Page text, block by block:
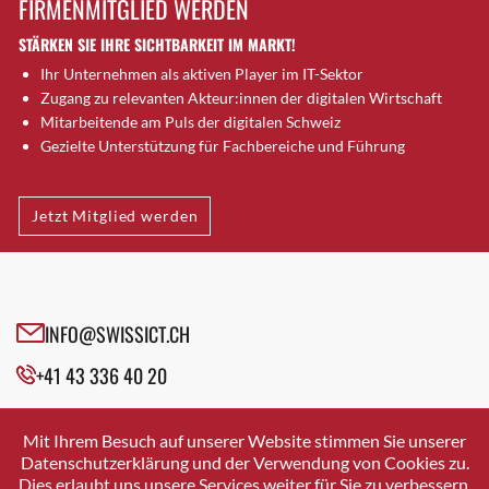
Brugg AG
Brütten
Bubendorf
Bubikon
Buchs (SG)
Bäretswil
Bülach
Cazis
Crissier
Davos Platz
Dierikon
Dietikon
FIRMENMITGLIED WERDEN
STÄRKEN SIE IHRE SICHTBARKEIT IM MARKT!
Ihr Unternehmen als aktiven Player im IT-Sektor
Zugang zu relevanten Akteur:innen der digitalen Wirtschaft
Mitarbeitende am Puls der digitalen Schweiz
Gezielte Unterstützung für Fachbereiche und Führung
Jetzt Mitglied werden
INFO@SWISSICT.CH
+41 43 336 40 20
SWISSICT
VULKANSTRASSE 120
8048 ZURICH
Mit Ihrem Besuch auf unserer Website stimmen Sie unserer
Datenschutzerklärung und der Verwendung von Cookies zu.
Dies erlaubt uns unsere Services weiter für Sie zu verbessern.